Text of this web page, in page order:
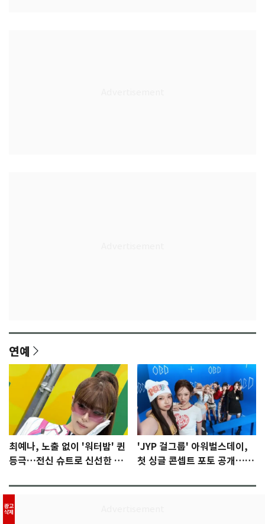
연예
최예나, 노출 없이 '워터밤' 퀸
등극…전신 슈트로 신선한 충
'JYP 걸그룹' 아워벌스데이,
첫 싱글 콘셉트 포토 공개…청
스포츠
광고
삭제